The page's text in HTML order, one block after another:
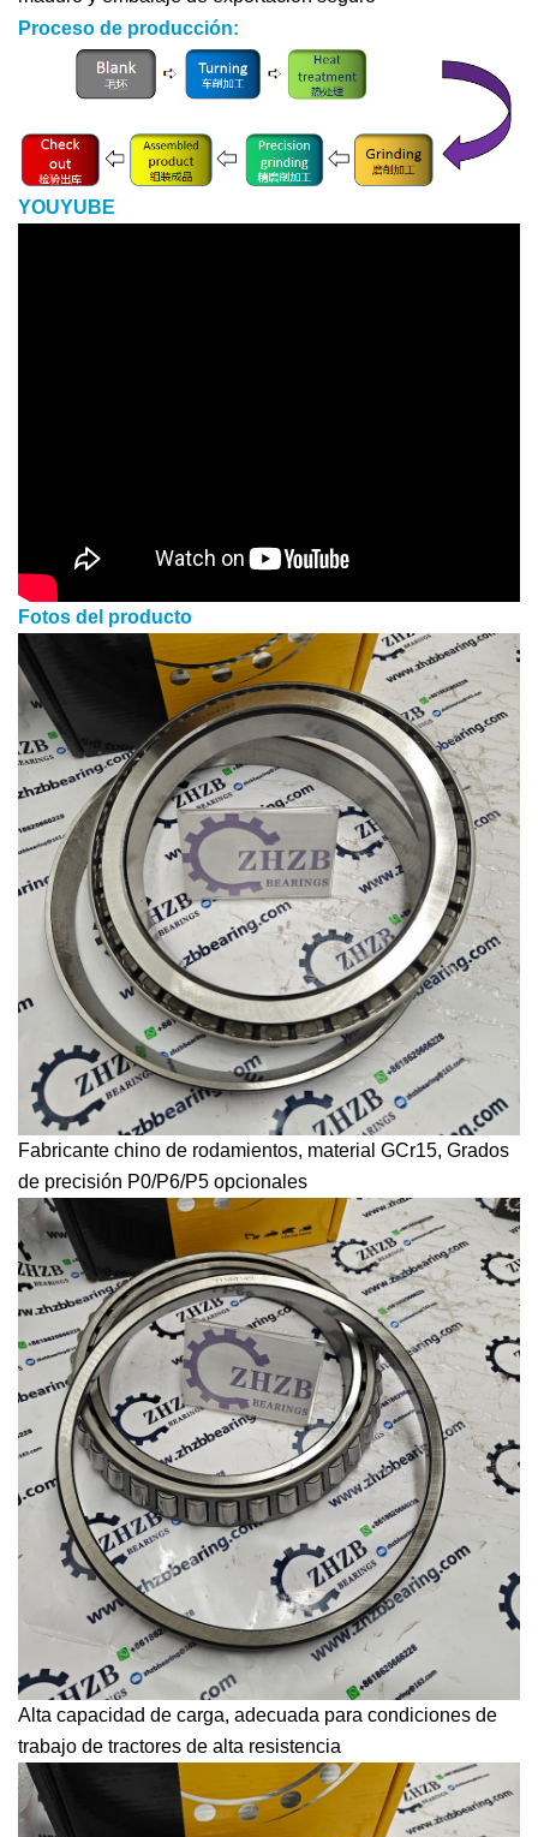
Proceso de producción:
YOUYUBE
Fotos del producto
Fabricante chino de rodamientos, material GCr15, Grados
de precisión P0/P6/P5 opcionales
Alta capacidad de carga, adecuada para condiciones de
trabajo de tractores de alta resistencia